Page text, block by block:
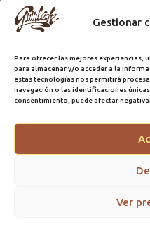
Gestionar
Para ofrecer las mejores experiencias,
para almacenar y/o acceder a la
estas tecnologías nos permitirá
navegación o las identificaciones
consentimiento, puede afectar
Ver
Titular:
ROME
Domicilio:Calle Triana,
Ciudad:Las Palmas de
Registro Sanitario:GC/